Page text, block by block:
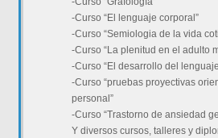
-Curso “El lenguaje corporal”
-Curso “Semiologia de la vida
-Curso “La plenitud en el adulto
-Curso “El desarrollo del
-Curso “pruebas proyectivas
personal”
-Curso “Trastorno de ansiedad
Y diversos cursos, talleres y